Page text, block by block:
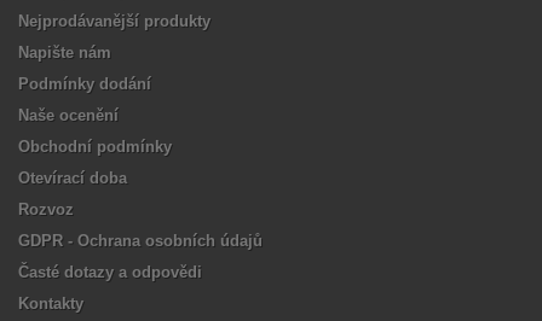
Nejprodávanější produkty
Napište nám
Podmínky dodání
Naše ocenění
Obchodní podmínky
Otevírací doba
Rozvoz
GDPR - Ochrana osobních údajů
Časté dotazy a odpovědi
Kontakty